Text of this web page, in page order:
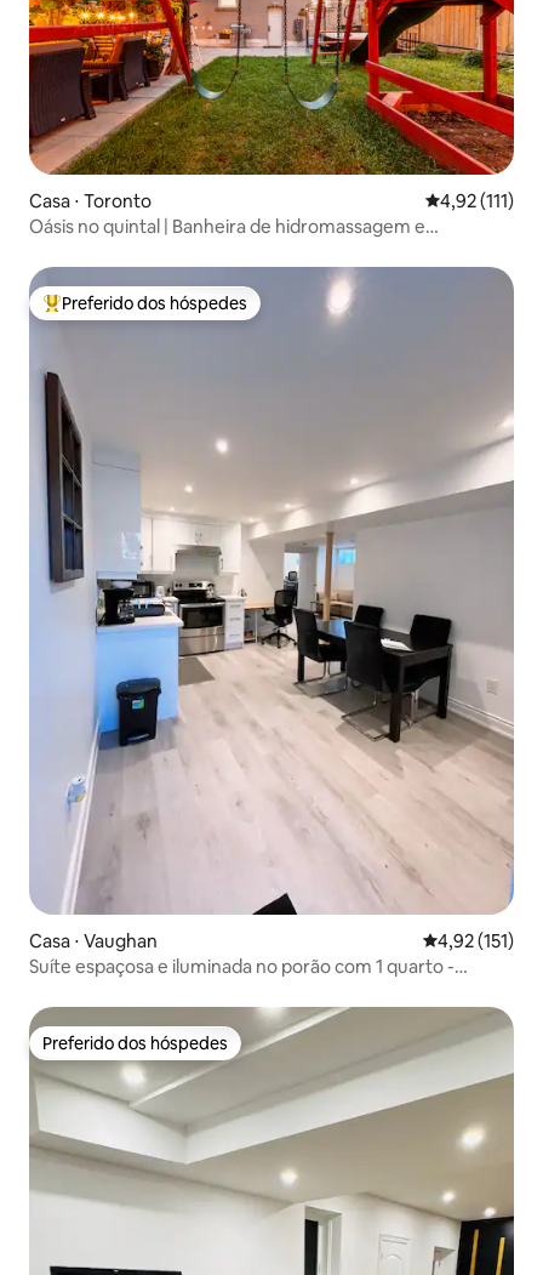
Casa ⋅ Toronto 4,92 de uma
4,92 (111)
Oásis no quintal | Banheira de hidromassagem e
Entre os melhores preferidos dos hóspedes
Preferido dos hóspedes
Casa ⋅ Vaughan 4,92 de uma
4,92 (151)
Suíte espaçosa e iluminada no porão com 1 quarto -
Preferido dos hóspedes
Preferido dos hóspedes